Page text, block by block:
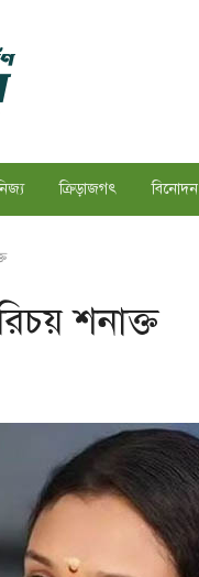
ক্রিড়াজগৎ বিনোদন
শনাক্ত